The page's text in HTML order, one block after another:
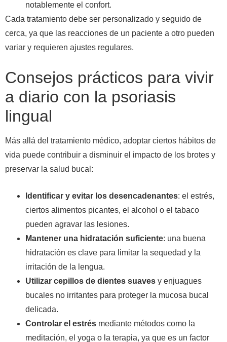
notablemente el confort.
Cada tratamiento debe ser personalizado y seguido de
cerca, ya que las reacciones de un paciente a otro pueden
variar y requieren ajustes regulares.
Consejos prácticos para vivir
a diario con la psoriasis
lingual
Más allá del tratamiento médico, adoptar ciertos hábitos de
vida puede contribuir a disminuir el impacto de los brotes y
preservar la salud bucal:
Identificar y evitar los desencadenantes: el estrés,
ciertos alimentos picantes, el alcohol o el tabaco
pueden agravar las lesiones.
Mantener una hidratación suficiente: una buena
hidratación es clave para limitar la sequedad y la
irritación de la lengua.
Utilizar cepillos de dientes suaves y enjuagues
bucales no irritantes para proteger la mucosa bucal
delicada.
Controlar el estrés mediante métodos como la
meditación, el yoga o la terapia, ya que es un factor